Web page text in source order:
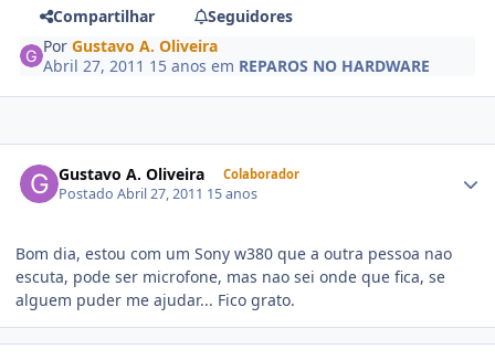
Compartilhar
Seguidores
PorGustavo A. Oliveira
Abril 27, 2011 15 anos em REPAROS NO HARDWARE
Gustavo A. Oliveira Colaborador
PostadoAbril 27, 2011 15 anos
Bom dia, estou com um Sony w380 que a outra pessoa nao
escuta, pode ser microfone, mas nao sei onde que fica, se
alguem puder me ajudar... Fico grato.